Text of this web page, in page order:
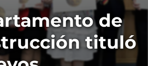
de
tituló